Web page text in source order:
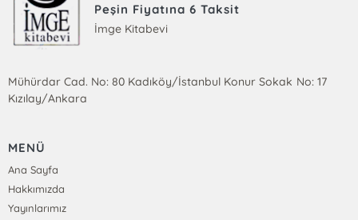
Peşin Fiyatına 6 Taksit
İmge Kitabevi
Mühürdar Cad. No: 80 Kadıköy/İstanbul Konur Sokak No: 17
Kızılay/Ankara
MENÜ
Ana Sayfa
Hakkımızda
Yayınlarımız